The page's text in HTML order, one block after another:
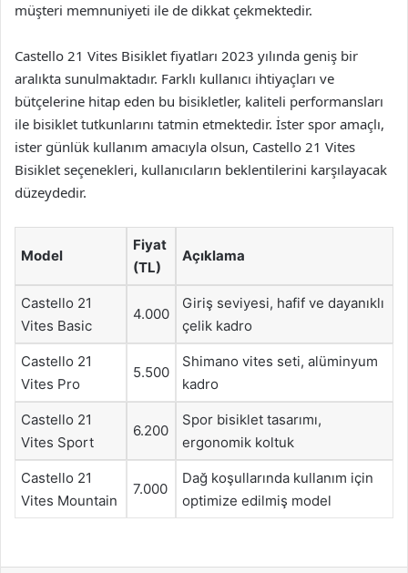
müşteri memnuniyeti ile de dikkat çekmektedir.
Castello 21 Vites Bisiklet fiyatları 2023 yılında geniş bir
aralıkta sunulmaktadır. Farklı kullanıcı ihtiyaçları ve
bütçelerine hitap eden bu bisikletler, kaliteli performansları
ile bisiklet tutkunlarını tatmin etmektedir. İster spor amaçlı,
ister günlük kullanım amacıyla olsun, Castello 21 Vites
Bisiklet seçenekleri, kullanıcıların beklentilerini karşılayacak
düzeydedir.
Model
Fiyat
(TL)
Açıklama
Castello 21
Vites Basic
4.000
Giriş seviyesi, hafif ve dayanıklı
çelik kadro
Castello 21
Vites Pro
5.500
Shimano vites seti, alüminyum
kadro
Castello 21
Vites Sport
6.200
Spor bisiklet tasarımı,
ergonomik koltuk
Castello 21
Vites Mountain
7.000
Dağ koşullarında kullanım için
optimize edilmiş model